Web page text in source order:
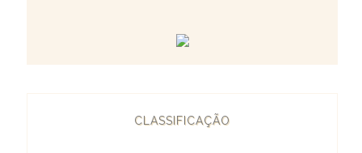
CLASSIFICAÇÃO